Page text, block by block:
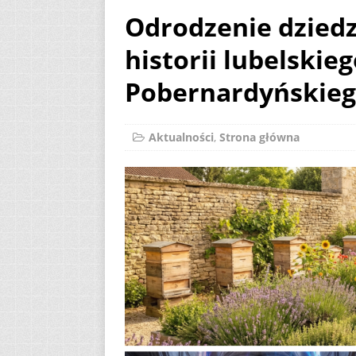
[ 2 sierpnia 2026 ]
[ 7 sierpnia 2026 ]
Niedzielę zwykłą
Odrodzenie
historii
Aktualności, Strona główna